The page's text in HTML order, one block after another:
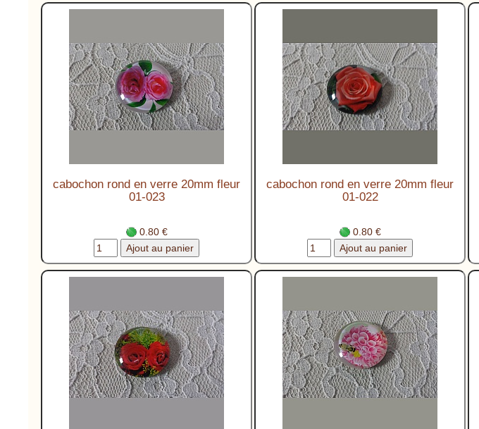
cabochon rond en verre 20mm fleur
01-023
0.80 €
cabochon rond en verre 20mm fleur
01-022
0.80 €